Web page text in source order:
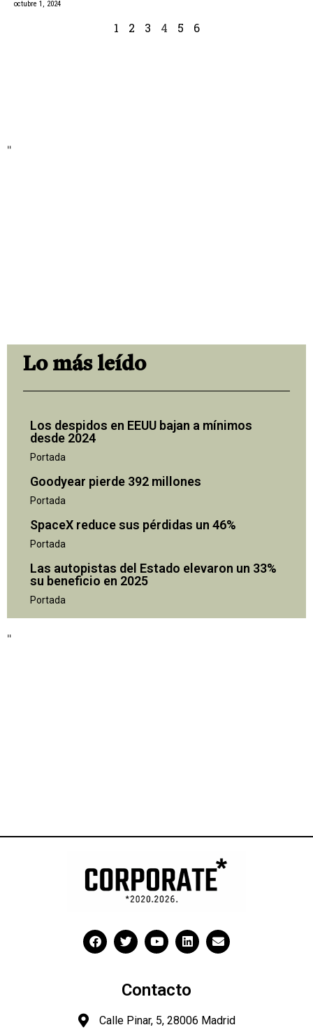
octubre 1, 2024
1 2 3 4 5 6
"
Lo más leído
Los despidos en EEUU bajan a mínimos
desde 2024
Portada
Goodyear pierde 392 millones
Portada
SpaceX reduce sus pérdidas un 46%
Portada
Las autopistas del Estado elevaron un 33%
su beneficio en 2025
Portada
"
Contacto
Calle Pinar, 5, 28006 Madrid